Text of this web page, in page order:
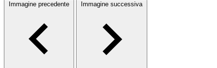
Immagine precedente Immagine successiva